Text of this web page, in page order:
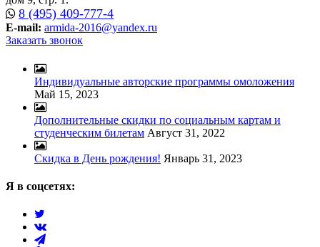
8 (495) 409-777-4
E-mail: armida-2016@yandex.ru
Заказать звонок
Индивидуальные авторские программы омоложения
Май 15, 2023
Дополнительные скидки по социальным картам и
студенческим билетам Август 31, 2022
Скидка в День рождения! Январь 31, 2023
Я в соцсетях: